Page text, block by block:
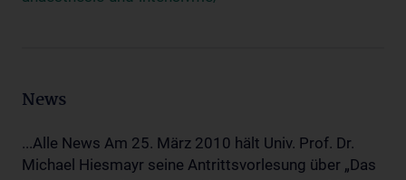
News
...Alle News Am 25. März 2010 hält Univ. Prof. Dr.
Michael Hiesmayr seine Antrittsvorlesung über „Das